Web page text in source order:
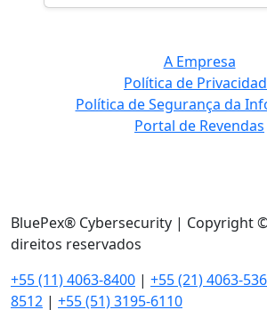
A Empresa
Política de
Política de Segurança da
Portal de Revendas
BluePex® Cybersecurity | Copyright
direitos reservados
+55 (11) 4063-8400 | +55 (21) 4063-
8512 | +55 (51) 3195-6110